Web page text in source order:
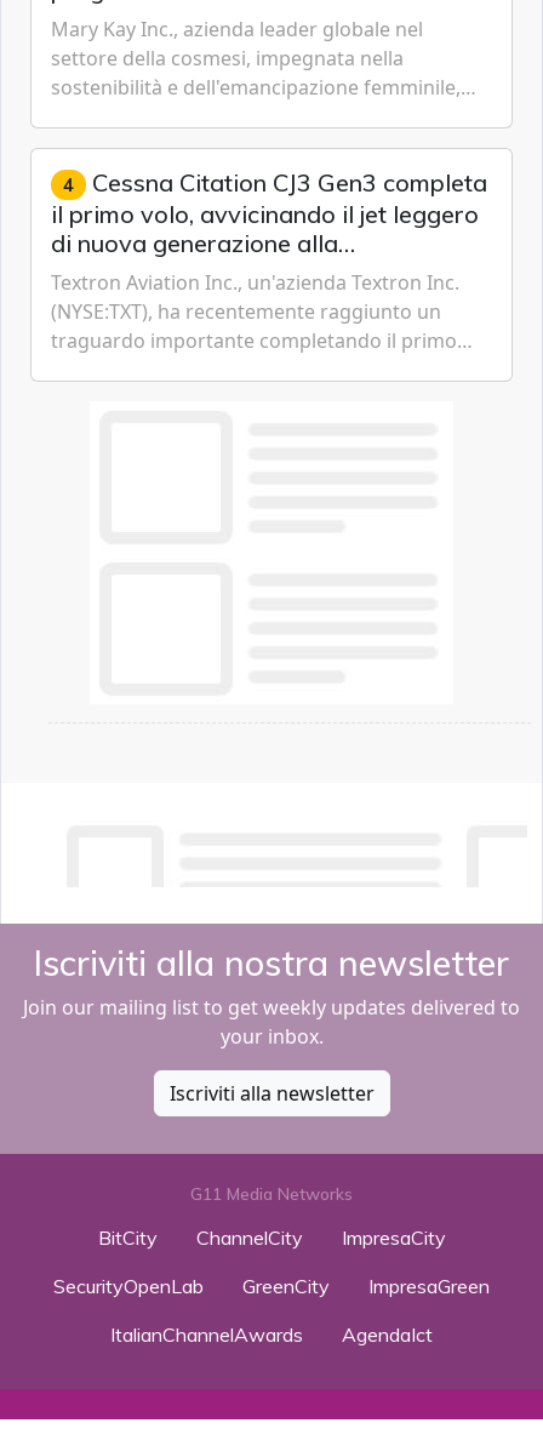
livello globale nelle sfere sociale,
economica e ambientale
Mary Kay Inc., azienda leader globale nel
settore della cosmesi, impegnata nella
sostenibilità e dell'emancipazione femminile,
sostenibilità 2026, una panora...
4 Cessna Citation CJ3 Gen3 completa
il primo volo, avvicinando il jet leggero
di nuova generazione alla
certificazione
Textron Aviation Inc., un'azienda Textron Inc.
(NYSE:TXT), ha recentemente raggiunto un
traguardo importante completando il primo
Iscriviti alla nostra newsletter
Join our mailing list to get weekly updates delivered to
your inbox.
Iscriviti alla newsletter
G11 Media Networks
BitCity ChannelCity
ImpresaCity
SecurityOpenLab
GreenCity
ImpresaGreen
ItalianChannelAwards
AgendaIct